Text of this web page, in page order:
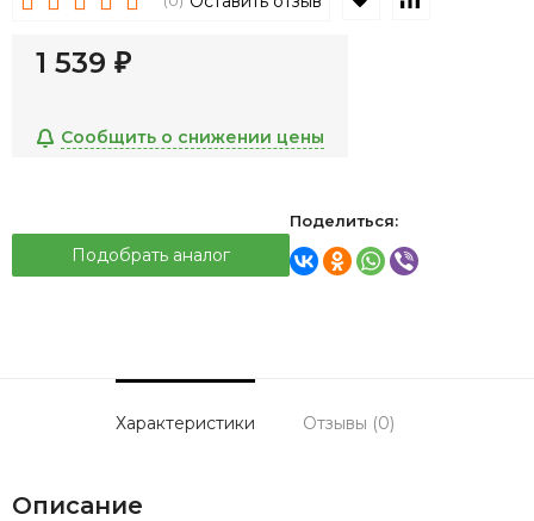
1 539 ₽
Сообщить о снижении цены
Подобрать аналог
Поделиться:
Характеристики Отзывы (0)
Описание